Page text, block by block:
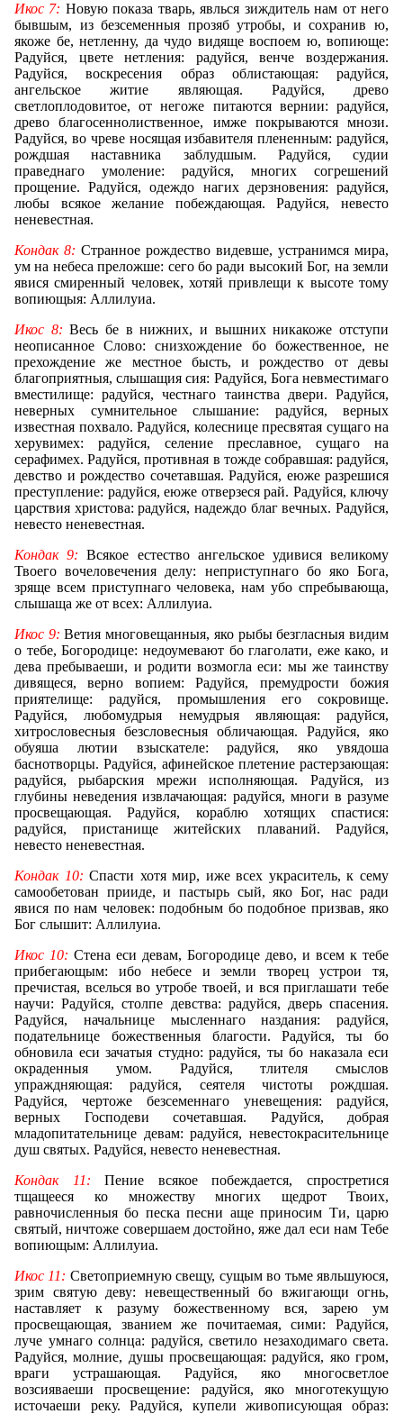
Икос 7: Новую показа тварь, явлься зиждитель нам от него
бывшым, из безсеменныя прозяб утробы, и сохранив ю,
якоже бе, нетленну, да чудо видяще воспоем ю, вопиюще:
Радуйся, цвете нетления: радуйся, венче воздержания.
Радуйся, воскресения образ облистающая: радуйся,
ангельское житие являющая. Радуйся, древо
светлоплодовитое, от негоже питаются вернии: радуйся,
древо благосеннолиственное, имже покрываются мнози.
Радуйся, во чреве носящая избавителя плененным: радуйся,
рождшая наставника заблудшым. Радуйся, судии
праведнаго умоление: радуйся, многих согрешений
прощение. Радуйся, одеждо нагих дерзновения: радуйся,
любы всякое желание побеждающая. Радуйся, невесто
неневестная.
Кондак 8: Странное рождество видевше, устранимся мира,
ум на небеса преложше: сего бо ради высокий Бог, на земли
явися смиренный человек, хотяй привлещи к высоте тому
вопиющыя: Аллилуиа.
Икос 8: Весь бе в нижних, и вышних никакоже отступи
неописанное Слово: снизхождение бо божественное, не
прехождение же местное бысть, и рождество от девы
благоприятныя, слышащия сия: Радуйся, Бога невместимаго
вместилище: радуйся, честнаго таинства двери. Радуйся,
неверных сумнительное слышание: радуйся, верных
известная похвало. Радуйся, колеснице пресвятая сущаго на
херувимех: радуйся, селение преславное, сущаго на
серафимех. Радуйся, противная в тожде собравшая: радуйся,
девство и рождество сочетавшая. Радуйся, еюже разрешися
преступление: радуйся, еюже отверзеся рай. Радуйся, ключу
царствия христова: радуйся, надеждо благ вечных. Радуйся,
невесто неневестная.
Кондак 9: Всякое естество ангельское удивися великому
Твоего вочеловечения делу: неприступнаго бо яко Бога,
зряще всем приступнаго человека, нам убо спребывающа,
слышаща же от всех: Аллилуиа.
Икос 9: Ветия многовещанныя, яко рыбы безгласныя видим
о тебе, Богородице: недоумевают бо глаголати, еже како, и
дева пребываеши, и родити возмогла еси: мы же таинству
дивящеся, верно вопием: Радуйся, премудрости божия
приятелище: радуйся, промышления его сокровище.
Радуйся, любомудрыя немудрыя являющая: радуйся,
хитрословесныя безсловесныя обличающая. Радуйся, яко
обуяша лютии взыскателе: радуйся, яко увядоша
баснотворцы. Радуйся, афинейское плетение растерзающая:
радуйся, рыбарския мрежи исполняющая. Радуйся, из
глубины неведения извлачающая: радуйся, многи в разуме
просвещающая. Радуйся, кораблю хотящих спастися:
радуйся, пристанище житейских плаваний. Радуйся,
невесто неневестная.
Кондак 10: Спасти хотя мир, иже всех украситель, к сему
самообетован прииде, и пастырь сый, яко Бог, нас ради
явися по нам человек: подобным бо подобное призвав, яко
Бог слышит: Аллилуиа.
Икос 10: Стена еси девам, Богородице дево, и всем к тебе
прибегающым: ибо небесе и земли творец устрои тя,
пречистая, вселься во утробе твоей, и вся приглашати тебе
научи: Радуйся, столпе девства: радуйся, дверь спасения.
Радуйся, начальнице мысленнаго наздания: радуйся,
подательнице божественныя благости. Радуйся, ты бо
обновила еси зачатыя студно: радуйся, ты бо наказала еси
окраденныя умом. Радуйся, тлителя смыслов
упраждняющая: радуйся, сеятеля чистоты рождшая.
Радуйся, чертоже безсеменнаго уневещения: радуйся,
верных Господеви сочетавшая. Радуйся, добрая
младопитательнице девам: радуйся, невестокрасительнице
душ святых. Радуйся, невесто неневестная.
Кондак 11: Пение всякое побеждается, спростретися
тщащееся ко множеству многих щедрот Твоих,
равночисленныя бо песка песни аще приносим Ти, царю
святый, ничтоже совершаем достойно, яже дал еси нам Тебе
вопиющым: Аллилуиа.
Икос 11: Светоприемную свещу, сущым во тьме явльшуюся,
зрим святую деву: невещественный бо вжигающи огнь,
наставляет к разуму божественному вся, зарею ум
просвещающая, званием же почитаемая, сими: Радуйся,
луче умнаго солнца: радуйся, светило незаходимаго света.
Радуйся, молние, душы просвещающая: радуйся, яко гром,
враги устрашающая. Радуйся, яко многосветлое
возсияваеши просвещение: радуйся, яко многотекущую
источаеши реку. Радуйся, купели живописующая образ: